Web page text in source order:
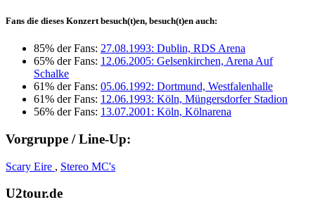
Fans die dieses Konzert besuch(t)en, besuch(t)en auch:
85% der Fans: 27.08.1993: Dublin, RDS Arena
65% der Fans: 12.06.2005: Gelsenkirchen, Arena Auf
Schalke
61% der Fans: 05.06.1992: Dortmund, Westfalenhalle
61% der Fans: 12.06.1993: Köln, Müngersdorfer Stadion
56% der Fans: 13.07.2001: Köln, Kölnarena
Vorgruppe / Line-Up:
Scary Eire , Stereo MC's
U2tour.de